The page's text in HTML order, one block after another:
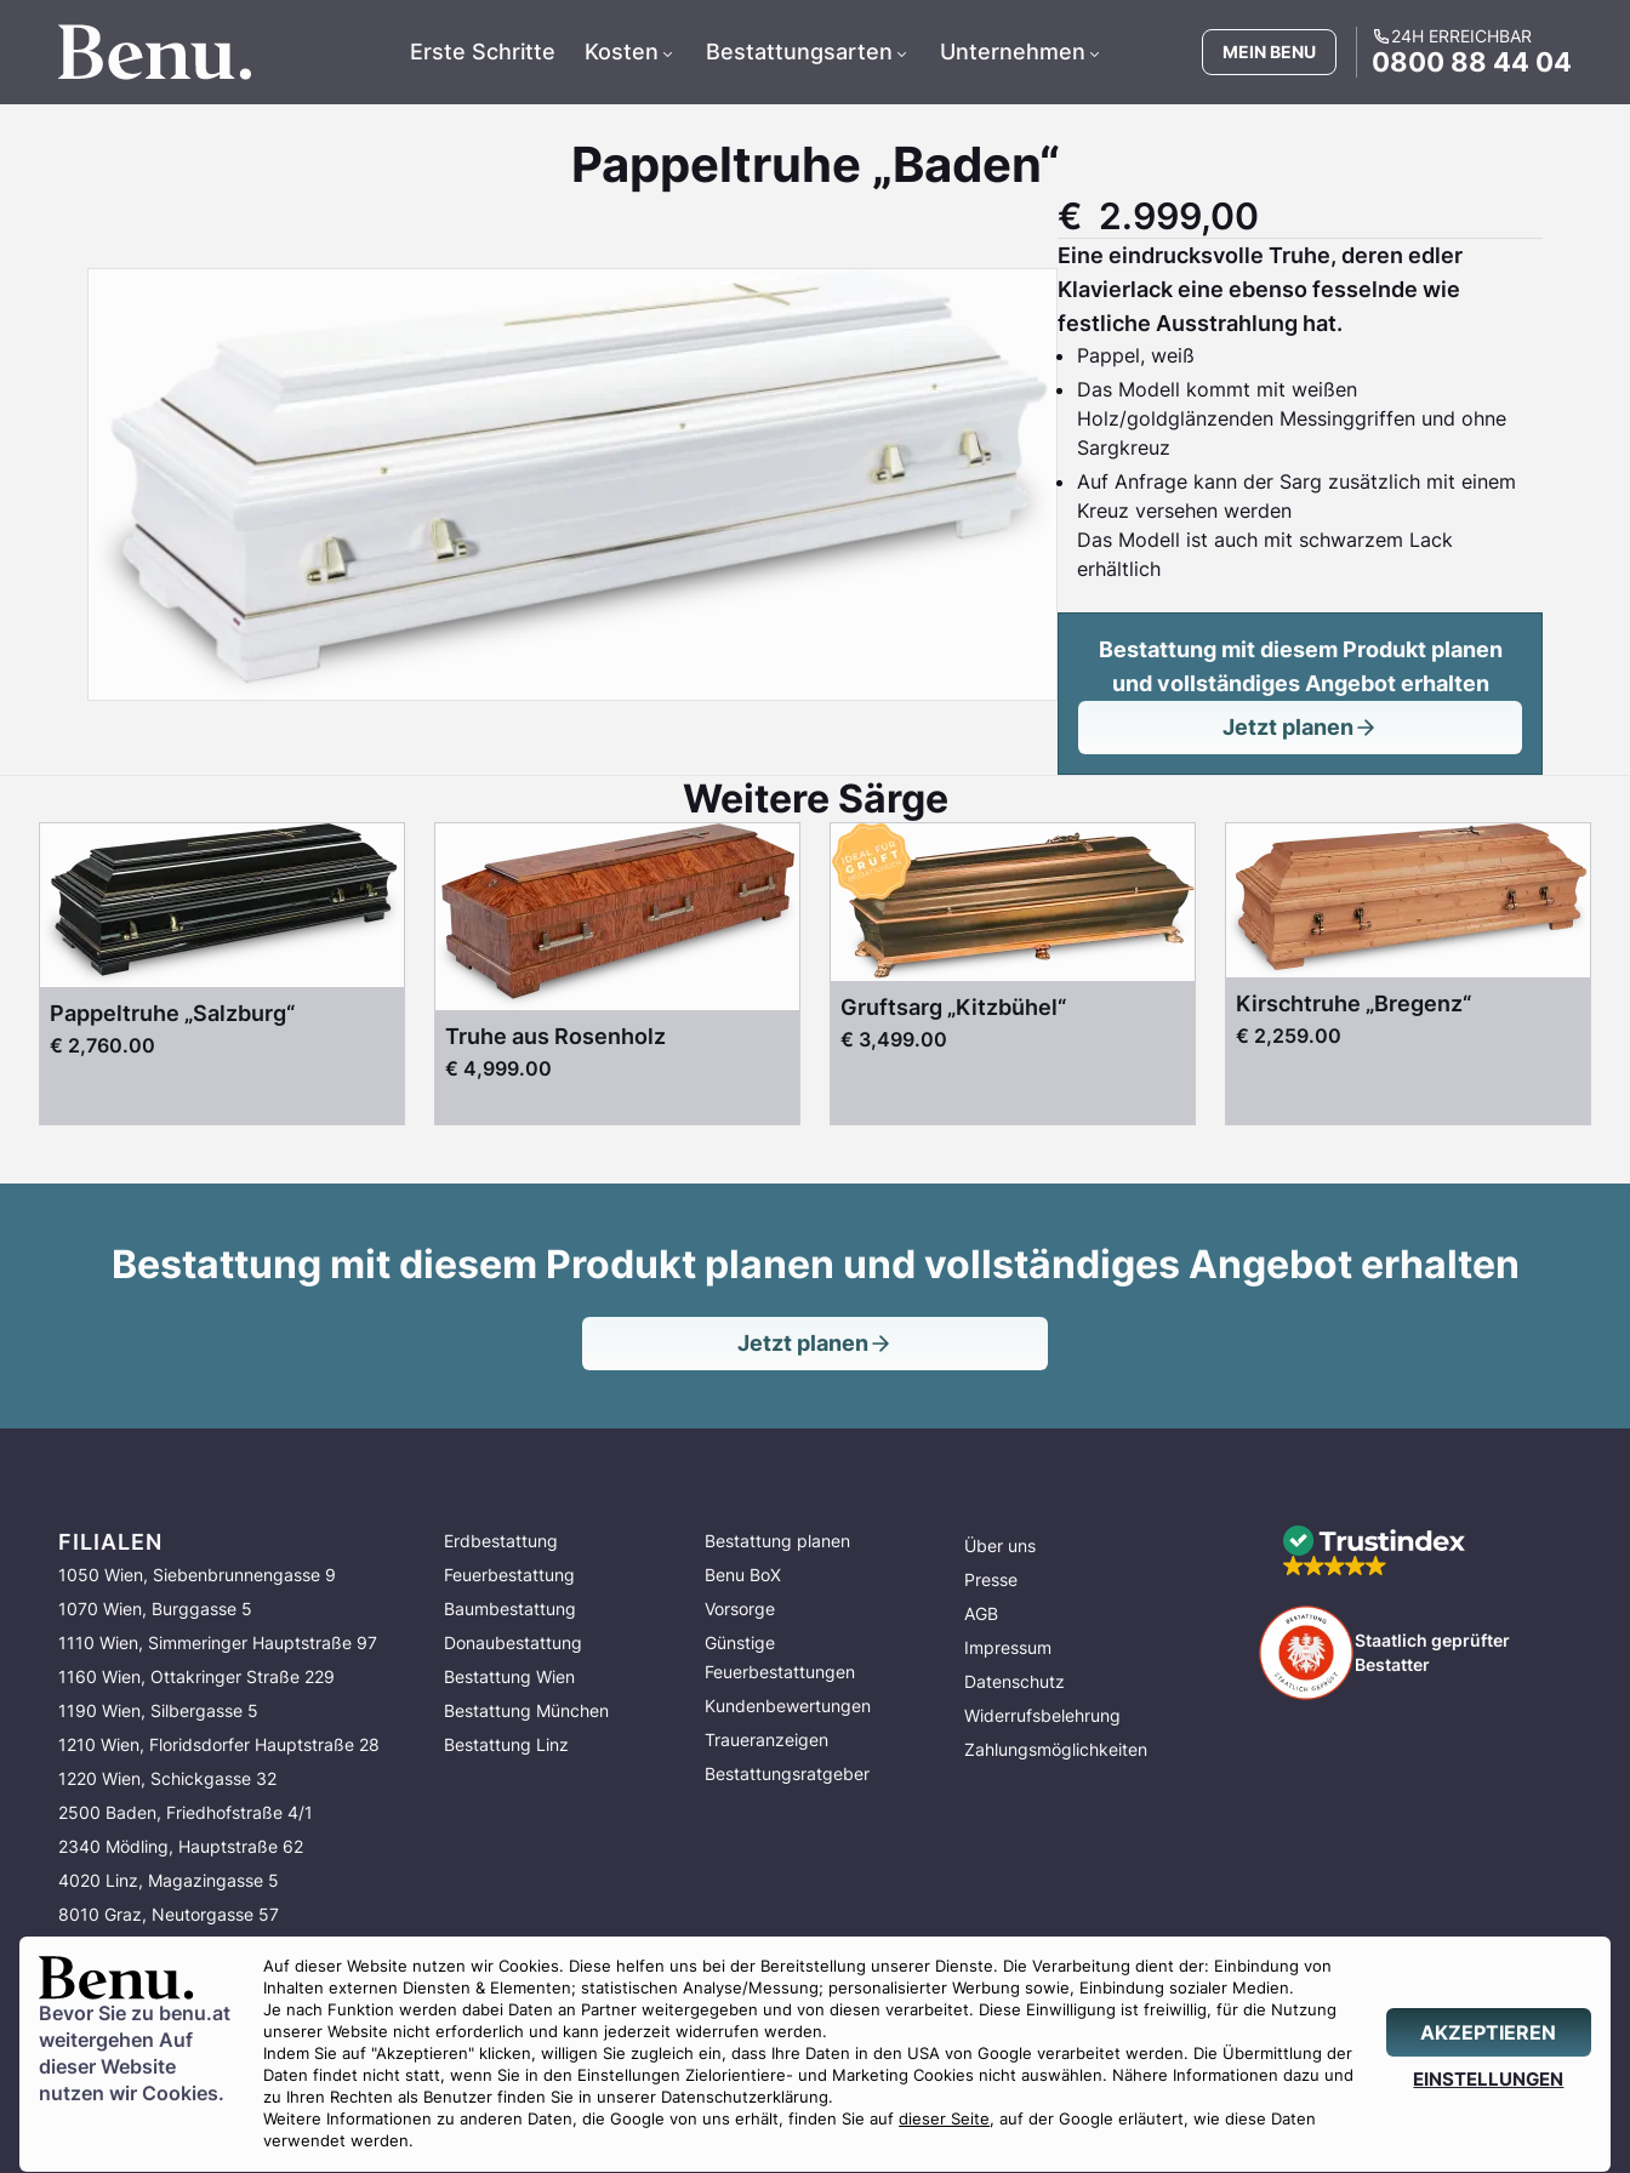
Bevor Sie zu benu.at
weitergehen Auf
dieser Website
nutzen wir Cookies.
Auf dieser Website nutzen wir Cookies. Diese helfen uns bei der Bereitstellung unserer Dienste. Die Verarbeitung dient der: Einbindung von
Inhalten externen Diensten & Elementen; statistischen Analyse/Messung; personalisierter Werbung sowie, Einbindung sozialer Medien.
Je nach Funktion werden dabei Daten an Partner weitergegeben und von diesen verarbeitet. Diese Einwilligung ist freiwillig, für die Nutzung
unserer Website nicht erforderlich und kann jederzeit widerrufen werden.
Indem Sie auf "Akzeptieren" klicken, willigen Sie zugleich ein, dass Ihre Daten in den USA von Google verarbeitet werden. Die Übermittlung der
Daten findet nicht statt, wenn Sie in den Einstellungen Zielorientiere- und Marketing Cookies nicht auswählen. Nähere Informationen dazu und
zu Ihren Rechten als Benutzer finden Sie in unserer Datenschutzerklärung.
Weitere Informationen zu anderen Daten, die Google von uns erhält, finden Sie auf dieser Seite, auf der Google erläutert, wie diese Daten
verwendet werden.
AKZEPTIEREN
EINSTELLUNGEN
Erste Schritte Kosten Bestattungsarten Unternehmen MEIN BENU
24H ERREICHBAR
0800 88 44 04
Pappeltruhe „Baden“
€ 2.999,00
Eine eindrucksvolle Truhe, deren edler
Klavierlack eine ebenso fesselnde wie
festliche Ausstrahlung hat.
Pappel, weiß
Das Modell kommt mit weißen
Holz/goldglänzenden Messinggriffen und ohne
Sargkreuz
Auf Anfrage kann der Sarg zusätzlich mit einem
Kreuz versehen werden
Das Modell ist auch mit schwarzem Lack
erhältlich
Bestattung mit diesem Produkt planen
und vollständiges Angebot erhalten
Jetzt planen
Weitere Särge
Pappeltruhe „Salzburg“
€ 2,760.00 Truhe aus Rosenholz
€ 4,999.00
Gruftsarg „Kitzbühel“
€ 3,499.00
Kirschtruhe „Bregenz“
€ 2,259.00
Bestattung mit diesem Produkt planen und vollständiges Angebot erhalten
Jetzt planen
FILIALEN
1050 Wien, Siebenbrunnengasse 9
1070 Wien, Burggasse 5
1110 Wien, Simmeringer Hauptstraße 97
1160 Wien, Ottakringer Straße 229
1190 Wien, Silbergasse 5
1210 Wien, Floridsdorfer Hauptstraße 28
1220 Wien, Schickgasse 32
2500 Baden, Friedhofstraße 4/1
2340 Mödling, Hauptstraße 62
4020 Linz, Magazingasse 5
8010 Graz, Neutorgasse 57
80637 München, Baldurstraße 29
Erdbestattung
Feuerbestattung
Baumbestattung
Donaubestattung
Bestattung Wien
Bestattung München
Bestattung Linz
Bestattung planen
Benu BoX
Vorsorge
Günstige
Feuerbestattungen
Kundenbewertungen
Traueranzeigen
Bestattungsratgeber
Über uns
Presse
AGB
Impressum
Datenschutz
Widerrufsbelehrung
Zahlungsmöglichkeiten
Staatlich geprüfter
Bestatter
© 2026 Benu GmbH. Alle Rechte vorbehalten.